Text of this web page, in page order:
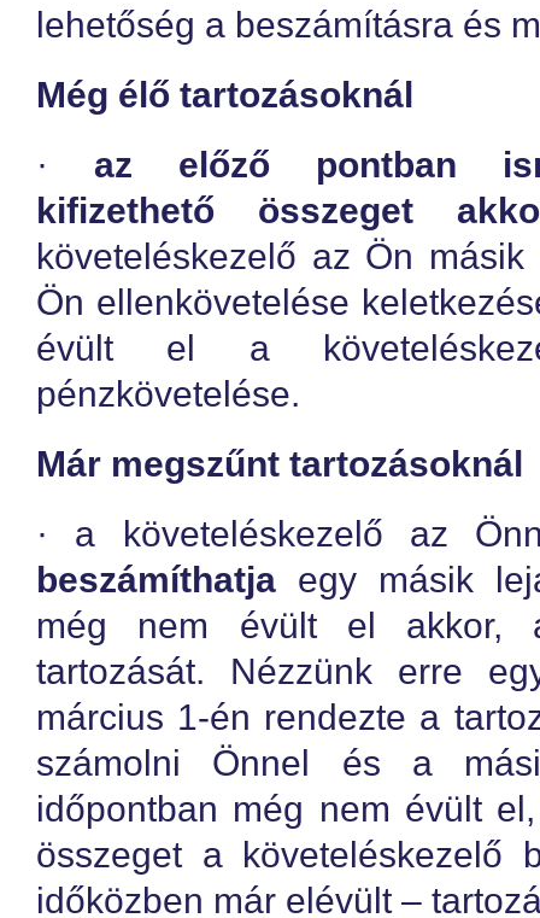
lehetőség a beszámításra és
Még élő tartozásoknál
· az előző pontban
kifizethető összeget
követeléskezelő az Ön
Ön ellenkövetelése
évült el a
pénzkövetelése.
Már megszűnt tartozásoknál
· a követeléskezelő az
beszámíthatja egy másik
még nem évült el akkor,
tartozását. Nézzünk erre
március 1-én rendezte a
számolni Önnel és a
időpontban még nem évült
összeget a követeléskezelő
időközben már elévült –